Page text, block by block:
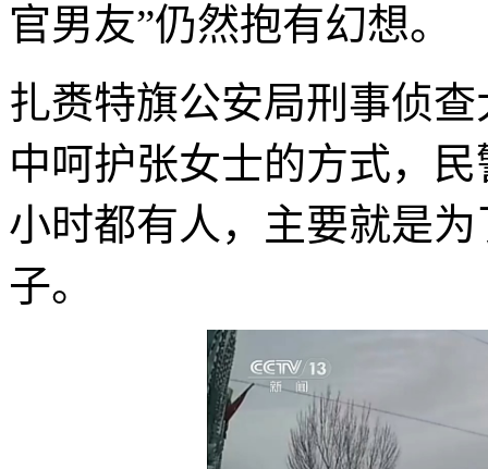
官男友”仍然抱有幻想。
扎赉特旗公安局刑事侦
中呵护张女士的方式，
小时都有人，主要就是
子。